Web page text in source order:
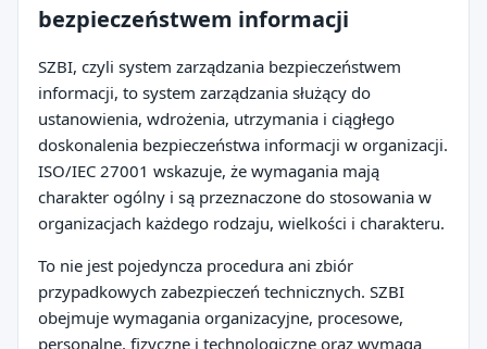
bezpieczeństwem informacji
SZBI, czyli system zarządzania bezpieczeństwem
informacji, to system zarządzania służący do
ustanowienia, wdrożenia, utrzymania i ciągłego
doskonalenia bezpieczeństwa informacji w organizacji.
ISO/IEC 27001 wskazuje, że wymagania mają
charakter ogólny i są przeznaczone do stosowania w
organizacjach każdego rodzaju, wielkości i charakteru.
To nie jest pojedyncza procedura ani zbiór
przypadkowych zabezpieczeń technicznych. SZBI
obejmuje wymagania organizacyjne, procesowe,
personalne, fizyczne i technologiczne oraz wymaga